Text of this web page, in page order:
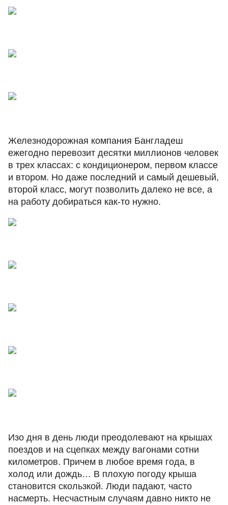
Железнодорожная компания Бангладеш
ежегодно перевозит десятки миллионов человек
в трех классах: с кондиционером, первом классе
и втором. Но даже последний и самый дешевый,
второй класс, могут позволить далеко не все, а
на работу добираться как-то нужно.
Изо дня в день люди преодолевают на крышах
поездов и на сцепках между вагонами сотни
километров. Причем в любое время года, в
холод или дождь… В плохую погоду крыша
становится скользкой. Люди падают, часто
насмерть. Несчастным случаям давно никто не